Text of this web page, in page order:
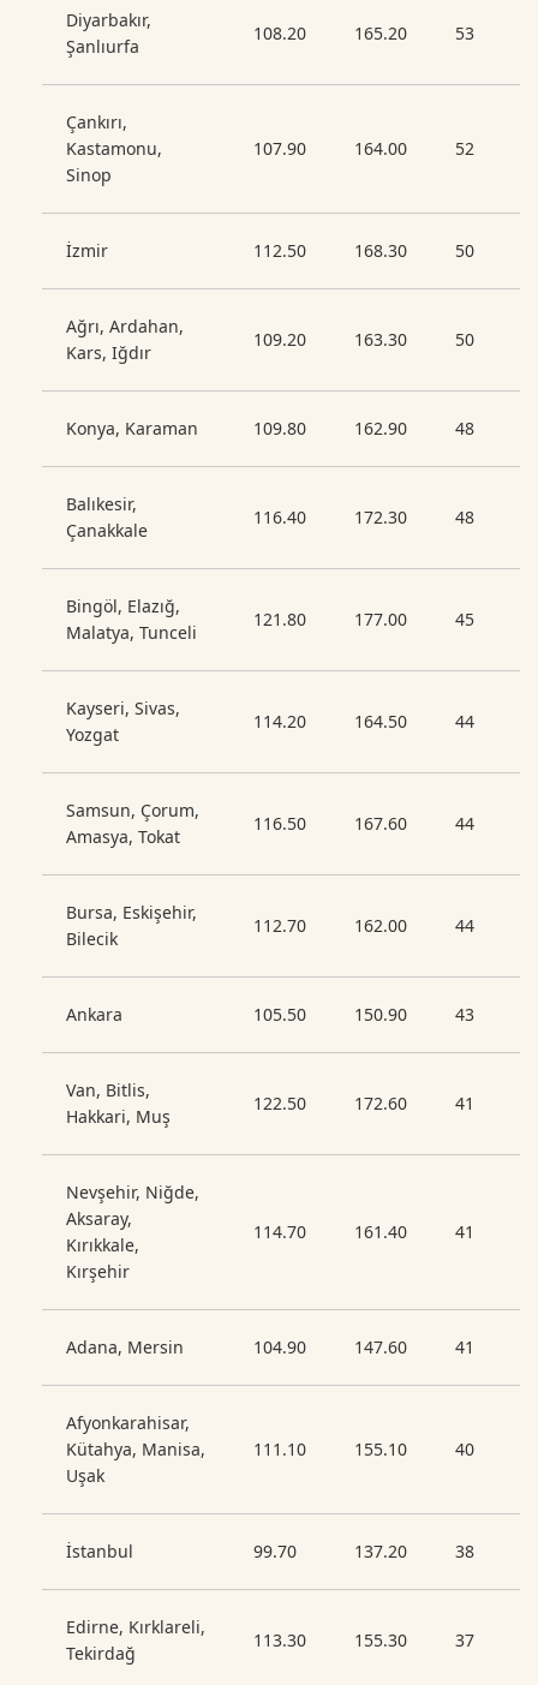
Diyarbakır,
Şanlıurfa
108.20 165.20 53
Çankırı,
Kastamonu,
Sinop
107.90 164.00 52
İzmir 112.50 168.30 50
Ağrı, Ardahan,
Kars, Iğdır
109.20 163.30 50
Konya, Karaman 109.80 162.90 48
Balıkesir,
Çanakkale
116.40 172.30 48
Bingöl, Elazığ,
Malatya, Tunceli
121.80 177.00 45
Kayseri, Sivas,
Yozgat
114.20 164.50 44
Samsun, Çorum,
Amasya, Tokat
116.50 167.60 44
Bursa, Eskişehir,
Bilecik
112.70 162.00 44
Ankara 105.50 150.90 43
Van, Bitlis,
Hakkari, Muş
122.50 172.60 41
Nevşehir, Niğde,
Aksaray,
Kırıkkale,
Kırşehir
114.70 161.40 41
Adana, Mersin 104.90 147.60 41
Afyonkarahisar,
Kütahya, Manisa,
Uşak
111.10 155.10 40
İstanbul 99.70 137.20 38
Edirne, Kırklareli,
Tekirdağ
113.30 155.30 37